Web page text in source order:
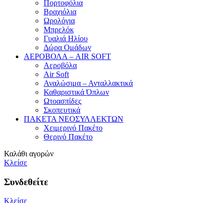
Πορτοφόλια
Βραχιόλια
Ωρολόγια
Μπρελόκ
Γυαλιά Ηλίου
Δώρα Ομάδων
ΑΕΡΟΒΟΛΑ – AIR SOFT
Αεροβόλα
Air Soft
Αναλώσιμα – Ανταλλακτικά
Καθαριστικά Όπλων
Ωτοασπίδες
Σκοπευτικά
ΠΑΚΕΤΑ ΝΕΟΣΥΛΛΕΚΤΩΝ
Χειμερινό Πακέτο
Θερινό Πακέτο
Καλάθι αγορών
Κλείσε
Συνδεθείτε
Κλείσε